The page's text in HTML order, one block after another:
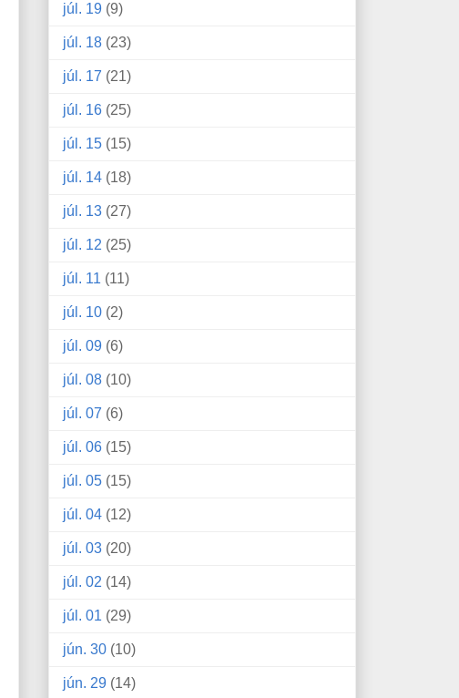
júl. 19 (9)
júl. 18 (23)
júl. 17 (21)
júl. 16 (25)
júl. 15 (15)
júl. 14 (18)
júl. 13 (27)
júl. 12 (25)
júl. 11 (11)
júl. 10 (2)
júl. 09 (6)
júl. 08 (10)
júl. 07 (6)
júl. 06 (15)
júl. 05 (15)
júl. 04 (12)
júl. 03 (20)
júl. 02 (14)
júl. 01 (29)
jún. 30 (10)
jún. 29 (14)